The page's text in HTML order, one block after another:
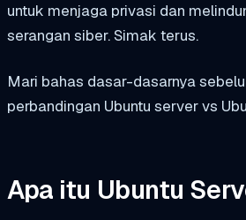
untuk menjaga privasi dan
serangan siber. Simak terus.
Mari bahas dasar-dasarnya
perbandingan Ubuntu server vs
Apa itu Ubuntu